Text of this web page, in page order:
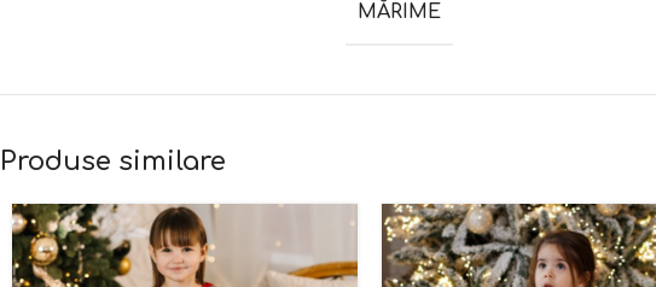
MĂRIME
Produse similare